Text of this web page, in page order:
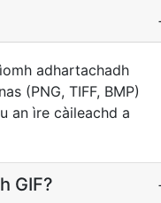
adhartachadh
(PNG, TIFF, BMP)
an ìre càileachd a
GIF?